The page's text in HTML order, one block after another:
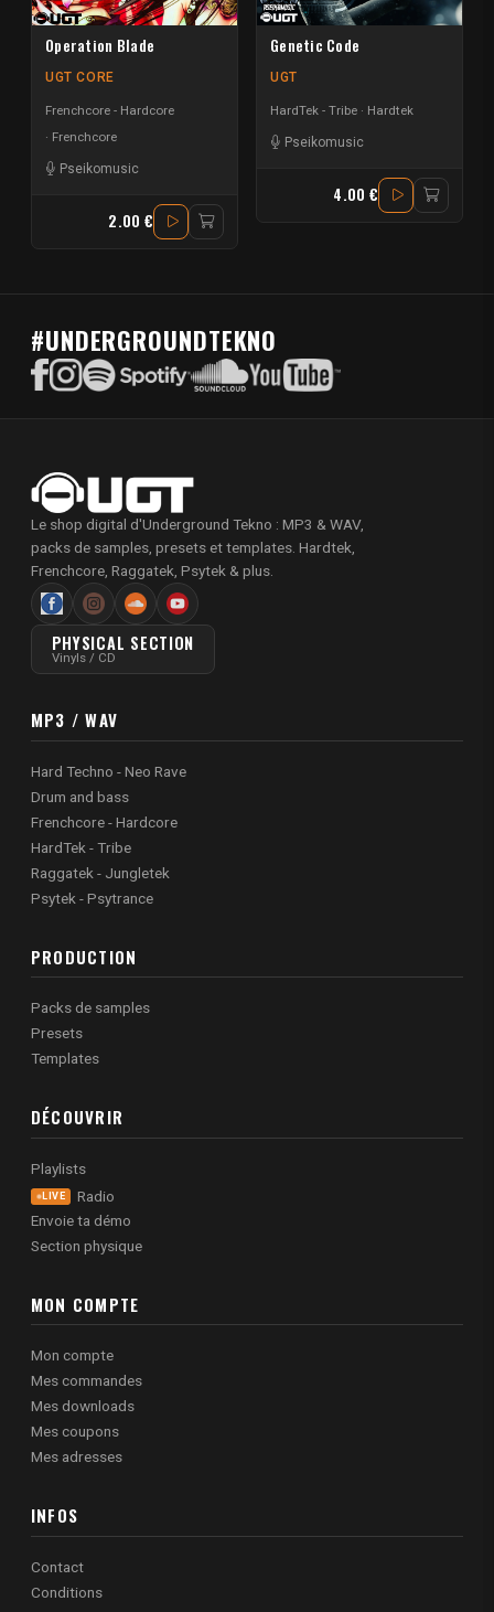
Operation Blade
UGT CORE
Frenchcore - Hardcore
Frenchcore
Pseikomusic
2.00 €
Genetic Code
UGT
HardTek - Tribe Hardtek
Pseikomusic
4.00 €
#UNDERGROUNDTEKNO
Le shop digital d'Underground Tekno : MP3 & WAV,
packs de samples, presets et templates. Hardtek,
Frenchcore, Raggatek, Psytek & plus.
PHYSICAL SECTION
Vinyls / CD
MP3 / WAV
Hard Techno - Neo Rave
Drum and bass
Frenchcore - Hardcore
HardTek - Tribe
Raggatek - Jungletek
Psytek - Psytrance
PRODUCTION
Packs de samples
Presets
Templates
DÉCOUVRIR
Playlists
LIVE
Radio
Envoie ta démo
Section physique
MON COMPTE
Mon compte
Mes commandes
Mes downloads
Mes coupons
Mes adresses
INFOS
Contact
Conditions